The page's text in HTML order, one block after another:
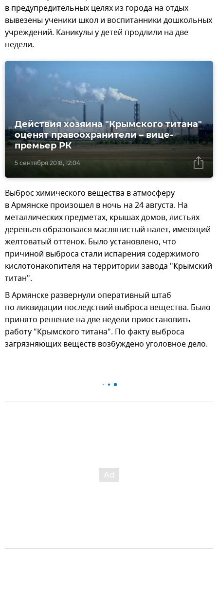
в предупредительных целях из города на отдых
вывезены ученики школ и воспитанники дошкольных
учреждений. Каникулы у детей продлили на две
недели.
5 сентября 2018, 12:04
Действия хозяина "Крымского титана"
оценят правоохранители – вице-
премьер РК
Выброс химического вещества в атмосферу
в Армянске произошел в ночь на 24 августа. На
металлических предметах, крышах домов, листьях
деревьев образовался маслянистый налет, имеющий
желтоватый оттенок. Было установлено, что
причиной выброса стали испарения содержимого
кислотонакопителя на территории завода "Крымский
титан".
В Армянске развернули оперативный штаб
по ликвидации последствий выброса вещества. Было
принято решение на две недели приостановить
работу "Крымского титана". По факту выброса
загрязняющих веществ возбуждено уголовное дело.